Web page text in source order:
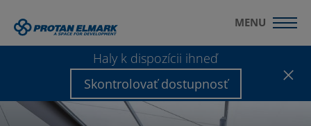
Haly k dispozícii ihneď
Skontrolovať dostupnosť
MENU